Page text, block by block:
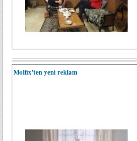
Molfix'ten yeni reklam